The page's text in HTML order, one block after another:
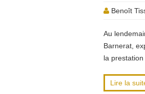
Benoît
Au
Barnerat,
la
Lire la